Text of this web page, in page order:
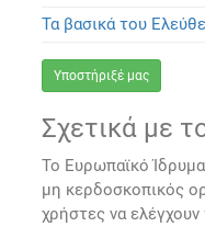
Τα βασικά του
Υποστήριξέ μας
Σχετικά με
Το Ευρωπαϊκό
μη κερδοσκοπικός
χρήστες να ελέγχουν